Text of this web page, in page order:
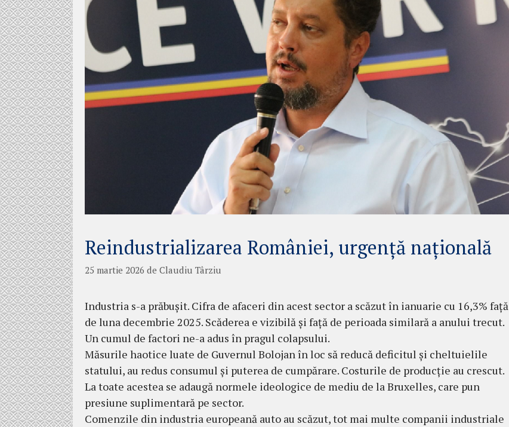
Reindustrializarea României, urgență națională
25 martie 2026 de Claudiu Târziu
Industria s-a prăbușit. Cifra de afaceri din acest sector a scăzut în ianuarie cu 16,3% față
de luna decembrie 2025. Scăderea e vizibilă și față de perioada similară a anului trecut.
Un cumul de factori ne-a adus în pragul colapsului.
Măsurile haotice luate de Guvernul Bolojan în loc să reducă deficitul și cheltuielile
statului, au redus consumul și puterea de cumpărare. Costurile de producție au crescut.
La toate acestea se adaugă normele ideologice de mediu de la Bruxelles, care pun
presiune suplimentară pe sector.
Comenzile din industria europeană auto au scăzut, tot mai multe companii industriale